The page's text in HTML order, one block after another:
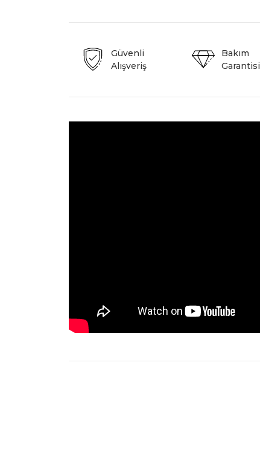
Güvenli
Alışveriş
Bakım
Garantisi